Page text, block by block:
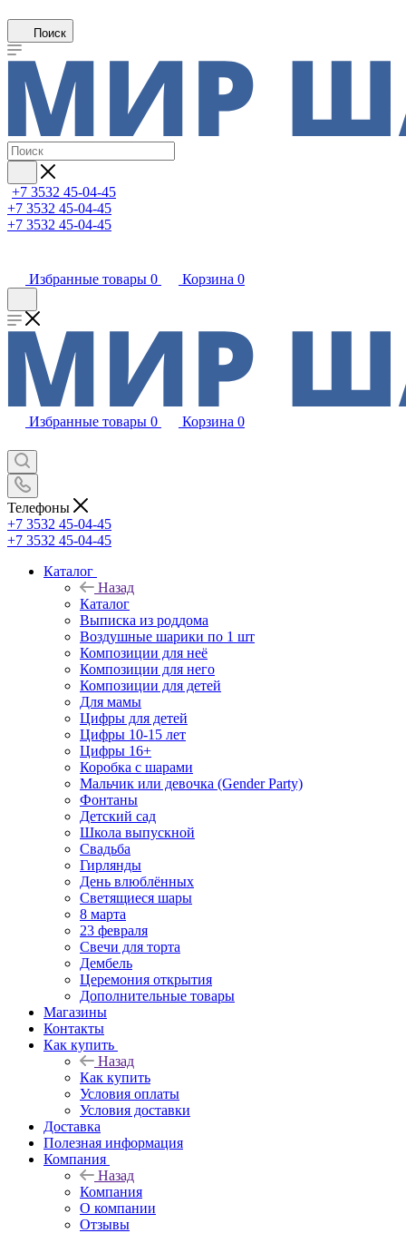
Поиск
+7 3532 45-04-45
+7 3532 45-04-45
+7 3532 45-04-45
Избранные товары 0 Корзина 0
Избранные товары 0 Корзина 0
Телефоны
+7 3532 45-04-45
+7 3532 45-04-45
Каталог
Назад
Каталог
Выписка из роддома
Воздушные шарики по 1 шт
Композиции для неё
Композиции для него
Композиции для детей
Для мамы
Цифры для детей
Цифры 10-15 лет
Цифры 16+
Коробка с шарами
Мальчик или девочка (Gender Party)
Фонтаны
Детский сад
Школа выпускной
Свадьба
Гирлянды
День влюблённых
Светящиеся шары
8 марта
23 февраля
Свечи для торта
Дембель
Церемония открытия
Дополнительные товары
Магазины
Контакты
Как купить
Назад
Как купить
Условия оплаты
Условия доставки
Доставка
Полезная информация
Компания
Назад
Компания
О компании
Отзывы